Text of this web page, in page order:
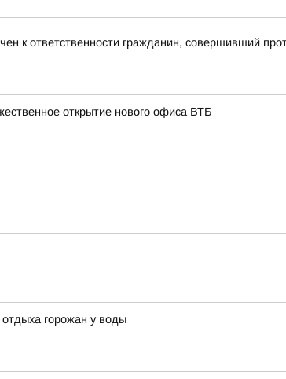
к ответственности гражданин, совершивший
открытие нового офиса ВТБ
горожан у воды